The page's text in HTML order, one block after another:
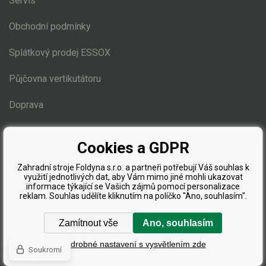
Náhradní díly
Zahradní traktory
Řetězové pily
Náhradní díly pro křovinořezy
Náhradní díly pro sekačky
Náhradní díly AL-KO
Náhradní díly Honda
Náhradní díly Weibang
Stiga
Díly na motor
Lanka, bowdeny
Obchodní podmínky
Splátkový prodej ESSOX
Půjčovna vertikutátoru
Doprava
Blog
WWW stránkydodalBINARGON.cz
Cookies a GDPR
Zahradní stroje Foldyna s.r.o. a partneři potřebují Váš souhlas k
využití jednotlivých dat, aby Vám mimo jiné mohli ukazovat
informace týkající se Vašich zájmů pomocí personalizace
reklam. Souhlas udělíte kliknutím na políčko "Ano, souhlasím".
Zamítnout vše Ano, souhlasím
Podrobné nastavení s vysvětlením zde
Soukromí